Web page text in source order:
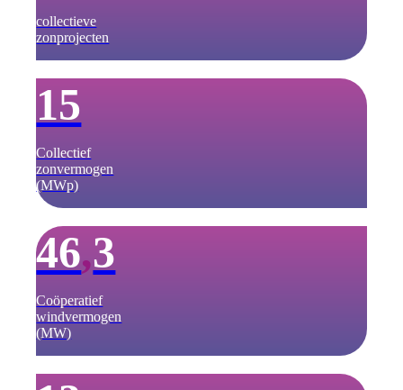
collectieve
zonprojecten
15
Collectief
zonvermogen
(MWp)
46,3
Coöperatief
windvermogen
(MW)